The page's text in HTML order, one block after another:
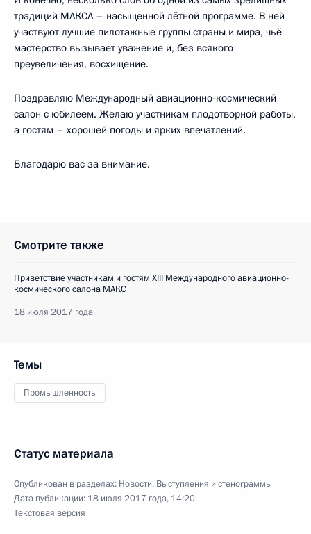
традиций МАКСА – насыщенной лётной программе. В ней
участвуют лучшие пилотажные группы страны и мира, чьё
мастерство вызывает уважение и, без всякого
преувеличения, восхищение.
Поздравляю Международный авиационно-космический
салон с юбилеем. Желаю участникам плодотворной работы,
а гостям – хорошей погоды и ярких впечатлений.
Благодарю вас за внимание.
Смотрите также
Приветствие участникам и гостям XIII Международного авиационно-
космического салона МАКС
18 июля 2017 года
Темы
Промышленность
Статус материала
Опубликован в разделах: Новости, Выступления и стенограммы
Дата публикации: 18 июля 2017 года, 14:20
Текстовая версия